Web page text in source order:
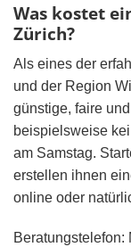
Was kostet
Zürich?
Als eines der
und der Region
günstige, faire
beispielsweise
am Samstag.
erstellen ihnen
online oder
Beratungstelefon: